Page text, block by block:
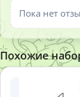
Пока нет
Похожие